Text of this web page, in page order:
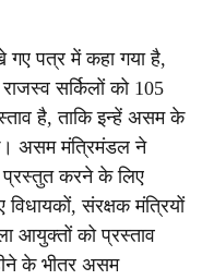
पत्र में कहा गया है,
सर्किलों को 105
है, ताकि इन्हें असम के
असम मंत्रिमंडल ने
प्रस्तुत करने के लिए
विधायकों, संरक्षक मंत्रियों
आयुक्तों को प्रस्ताव
के भीतर असम